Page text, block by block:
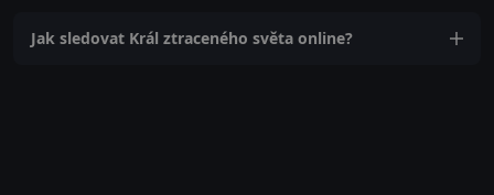
Jak sledovat Král ztraceného světa online?